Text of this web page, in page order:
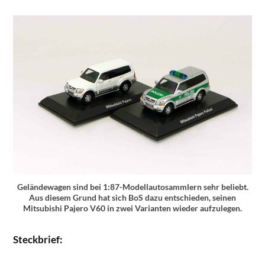
Geländewagen sind bei 1:87-Modellautosammlern sehr beliebt.
Aus diesem Grund hat sich BoS dazu entschieden, seinen
Mitsubishi Pajero V60 in zwei Varianten wieder aufzulegen.
Steckbrief: